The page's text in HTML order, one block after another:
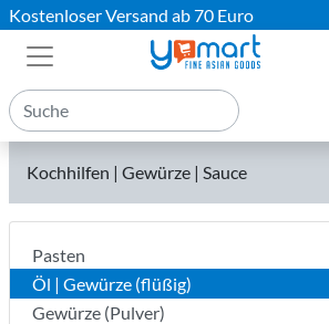
Kostenloser Versand ab 70 Euro
Kochhilfen | Gewürze | Sauce
Pasten
Öl | Gewürze (flüßig)
Gewürze (Pulver)